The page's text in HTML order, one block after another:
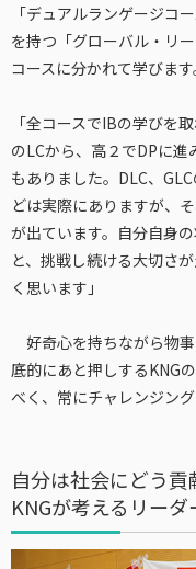
「デュアルランゲージコ
を持つ「グローバル・リ
コースに分かれて学びます
「全コースでIBの学びを
のLCから、高２でDPに
もありました。DLC、
どは実際にありますが、
が出ています。自分自身
と、挑戦し続ける大切さ
く思います」
好奇心を持ちながら物
底的にあと押しするKNG
べく、常にチャレンジン
自分は社会にどう
KNGが考えるリーダ